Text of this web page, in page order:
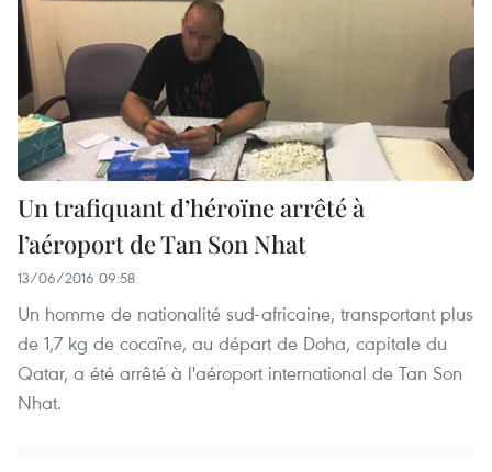
Un trafiquant d’héroïne arrêté à
l’aéroport de Tan Son Nhat
13/06/2016 09:58
Un homme de nationalité sud-africaine, transportant plus
de 1,7 kg de cocaïne, au départ de Doha, capitale du
Qatar, a été arrêté à l'aéroport international de Tan Son
Nhat.